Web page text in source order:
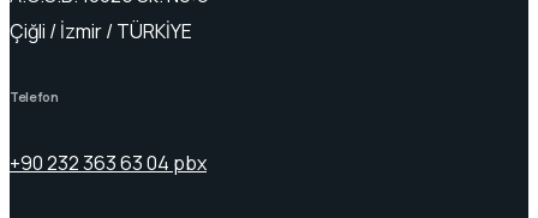
Çiğli / İzmir / TÜRKİYE
Telefon
+90 232 363 63 04 pbx